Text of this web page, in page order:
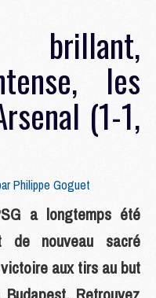
les
(1-1,
Philippe Goguet
a longtemps été
nouveau sacré
aux tirs au but